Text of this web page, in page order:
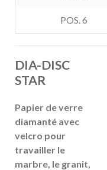
POS. 6
DIA-DISC
STAR
Papier de verre
diamanté avec
velcro pour
travailler le
marbre, le granit,